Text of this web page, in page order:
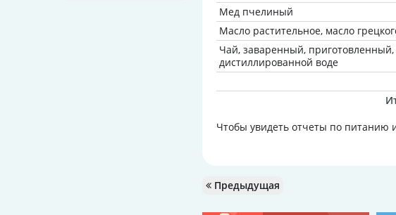
Мед пчелиный
Масло растительное, масло
Чай, заваренный, приготовленный,
дистиллированной воде
Чтобы увидеть отчеты по питанию
Предыдущая